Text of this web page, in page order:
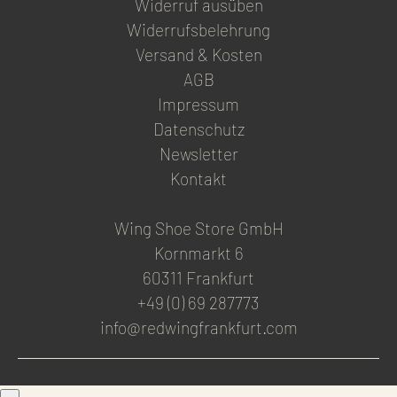
Widerruf ausüben
Widerrufsbelehrung
Versand & Kosten
AGB
Impressum
Datenschutz
Newsletter
Kontakt
Wing Shoe Store GmbH
Kornmarkt 6
60311 Frankfurt
+49 (0) 69 287773
info@redwingfrankfurt.com